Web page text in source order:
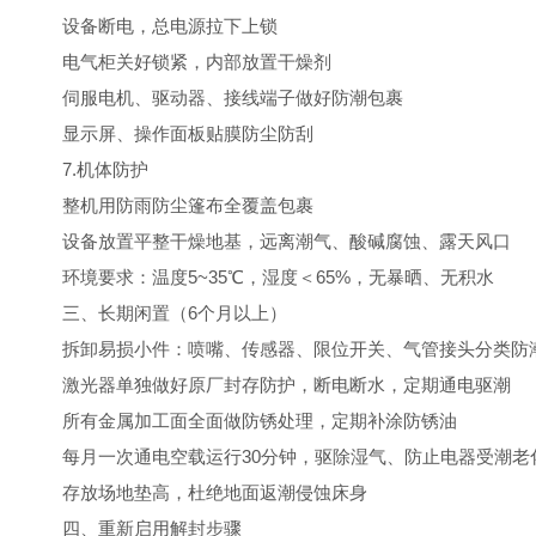
设备断电，总电源拉下上锁
电气柜关好锁紧，内部放置干燥剂
伺服电机、驱动器、接线端子做好防潮包裹
显示屏、操作面板贴膜防尘防刮
7.机体防护
整机用防雨防尘篷布全覆盖包裹
设备放置平整干燥地基，远离潮气、酸碱腐蚀、露天风口
环境要求：温度5~35℃，湿度＜65%，无暴晒、无积水
三、长期闲置（6个月以上）
拆卸易损小件：喷嘴、传感器、限位开关、气管接头分类防
激光器单独做好原厂封存防护，断电断水，定期通电驱潮
所有金属加工面全面做防锈处理，定期补涂防锈油
每月一次通电空载运行30分钟，驱除湿气、防止电器受潮老
存放场地垫高，杜绝地面返潮侵蚀床身
四、重新启用解封步骤